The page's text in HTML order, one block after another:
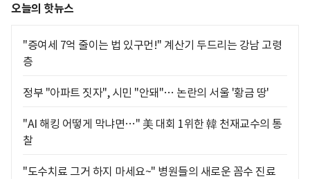
오늘의 핫뉴스
"증여세 7억 줄이는 법 있구먼!" 계산기 두드리는 강남 고령
층
정부 "아파트 짓자", 시민 "안돼"… 논란의 서울 '황금 땅'
"AI 해킹 어떻게 막냐면…" 美 대회 1위한 韓 천재교수의 통
찰
"도수치료 그거 하지 마세요~" 병원들의 새로운 꼼수 진료